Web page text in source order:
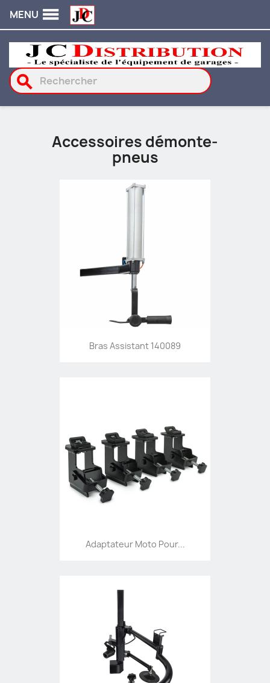
MENU 
search
Accessoires démonte-
pneus
Bras Assistant 140089
Adaptateur Moto Pour...